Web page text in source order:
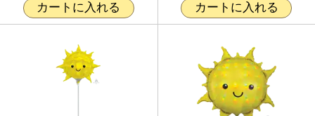
カートに入れる カートに入れる